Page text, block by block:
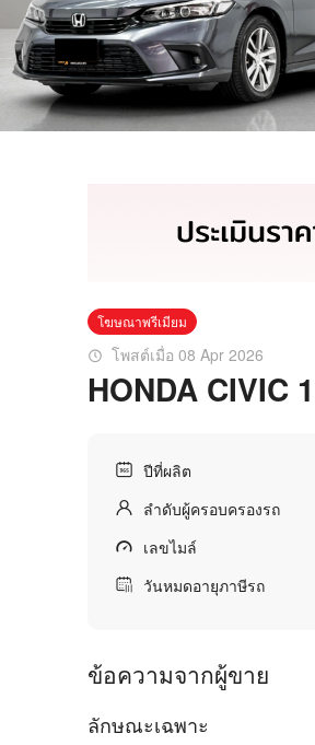
โฆษณาพรีเมียม
โพสต์เมื่อ 08 Apr 2026
HONDA CIVIC
ปีที่ผลิต
ลำดับผู้ครอบครองรถ
เลขไมล์
วันหมดอายุภาษีรถ
ข้อความจากผู้ขาย
ลักษณะเฉพาะ